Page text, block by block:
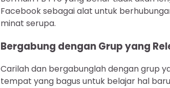
Facebook sebagai alat untuk
minat serupa.
Bergabung dengan Grup yang
Carilah dan bergabunglah dengan grup
tempat yang bagus untuk belajar hal